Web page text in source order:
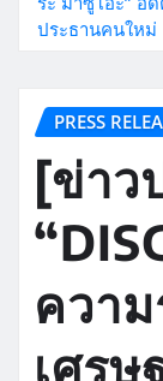
ประธานคนใหม่
PRESS
[ข่าว
ควา
เศรษ